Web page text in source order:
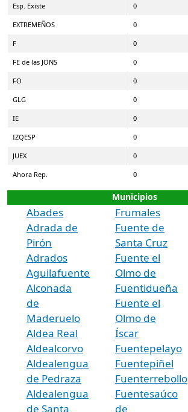
Esp. Existe 0
EXTREMEÑOS 0
F 0
FE de las JONS 0
FO 0
GLG 0
IE 0
IZQESP 0
JUEX 0
Ahora Rep. 0
Municipios
Abades
Adrada de
Pirón
Adrados
Aguilafuente
Alconada
de
Maderuelo
Aldea Real
Aldealcorvo
Aldealengua
de Pedraza
Aldealengua
de Santa
Frumales
Fuente de
Santa Cruz
Fuente el
Olmo de
Fuentidueña
Fuente el
Olmo de
Íscar
Fuentepelayo
Fuentepiñel
Fuenterrebollo
Fuentesaúco
de